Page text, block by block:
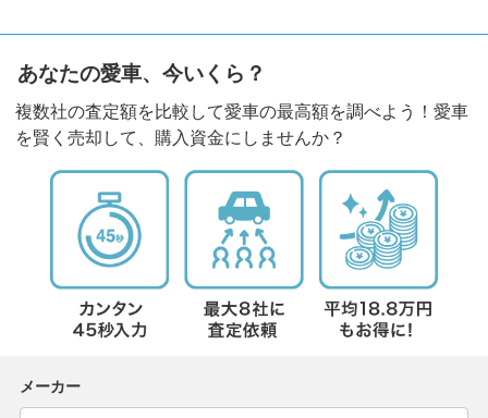
あなたの愛車、今いくら？
複数社の査定額を比較して愛車の最高額を調べよう！愛車
を賢く売却して、購入資金にしませんか？
メーカー